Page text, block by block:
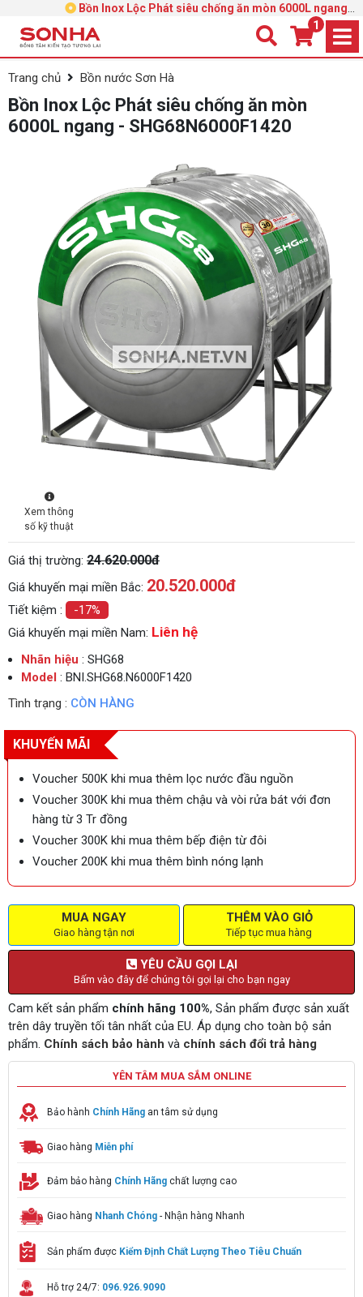
Bồn Inox Lộc Phát siêu chống ăn mòn 6000L ngang -
SHG68N6000F1420
1
Trang chủ Bồn nước Sơn Hà
Bồn Inox Lộc Phát siêu chống ăn mòn
6000L ngang - SHG68N6000F1420
Xem thông
số kỹ thuật
Giá thị trường: 24.620.000đ
Giá khuyến mại miền Bắc: 20.520.000đ
Tiết kiệm :
-17%
Giá khuyến mại miền Nam: Liên hệ
Nhãn hiệu : SHG68
Model : BNI.SHG68.N6000F1420
Tình trạng : CÒN HÀNG
KHUYẾN MÃI
Voucher 500K khi mua thêm lọc nước đầu nguồn
Voucher 300K khi mua thêm chậu và vòi rửa bát với đơn
hàng từ 3 Tr đồng
Voucher 300K khi mua thêm bếp điện từ đôi
Voucher 200K khi mua thêm bình nóng lạnh
MUA NGAY
Giao hàng tận nơi
THÊM VÀO GIỎ
Tiếp tục mua hàng
YÊU CẦU GỌI LẠI
Bấm vào đây để chúng tôi gọi lại cho bạn ngay
Cam kết sản phẩm chính hãng 100%, Sản phẩm được sản xuất
trên dây truyền tối tân nhất của EU. Áp dụng cho toàn bộ sản
phẩm. Chính sách bảo hành và chính sách đổi trả hàng
YÊN TÂM MUA SẮM ONLINE
Bảo hành Chính Hãng an tâm sử dụng
Giao hàng Miễn phí
Đảm bảo hàng Chính Hãng chất lượng cao
Giao hàng Nhanh Chóng - Nhận hàng Nhanh
Sản phẩm được Kiểm Định Chất Lượng Theo Tiêu Chuẩn
Hỗ trợ 24/7: 096.926.9090